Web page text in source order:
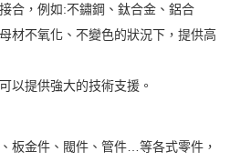
合，例如:不鏽鋼、鈦合金、鋁合
材不氧化、不變色的狀況下，提供高
以提供強大的技術支援。
板金件、閥件、管件…等各式零件，